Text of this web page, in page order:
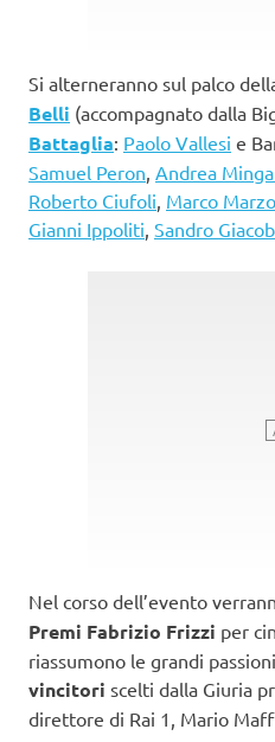
Si alterneranno sul palco
Belli (accompagnato dalla
Battaglia: Paolo Vallesi e
Samuel Peron Andrea
Roberto Ciufoli Marco
Gianni Ippoliti Sandro
Nel corso dell’evento
Premi Fabrizio Frizzi per
riassumono le grandi
vincitori scelti dalla Giuria
direttore di Rai 1, Mario